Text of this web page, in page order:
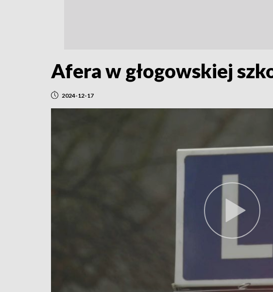
Afera w głogowskiej
2024-12-17